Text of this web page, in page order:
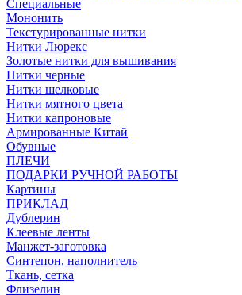
Специальные
Мононить
Текстурированные нитки
Нитки Люрекс
Золотые нитки для вышивания
Нитки черные
Нитки шелковые
Нитки мятного цвета
Нитки капроновые
Армированные Китай
Обувные
ПЛЕЧИ
ПОДАРКИ РУЧНОЙ РАБОТЫ
Картины
ПРИКЛАД
Дублерин
Клеевые ленты
Манжет-заготовка
Синтепон, наполнитель
Ткань, сетка
Флизелин